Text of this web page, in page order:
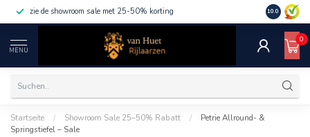
zie de showroom sale met 25-50% korting 10.0
MENU
0
Startseite / Showroom Sale 25–50% Rabatt /
Petrie Allround- &
Springstiefel – Sale